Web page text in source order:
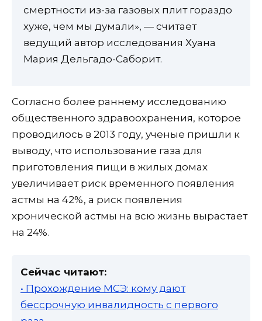
смертности из-за газовых плит гораздо
хуже, чем мы думали», — считает
ведущий автор исследования Хуана
Мария Дельгадо-Саборит.
Согласно более раннему исследованию
общественного здравоохранения, которое
проводилось в 2013 году, ученые пришли к
выводу, что использование газа для
приготовления пищи в жилых домах
увеличивает риск временного появления
астмы на 42%, а риск появления
хронической астмы на всю жизнь вырастает
на 24%.
Сейчас читают:
• Прохождение МСЭ: кому дают
бессрочную инвалидность с первого